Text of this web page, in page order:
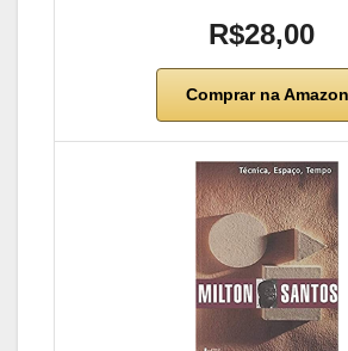
R$28,00
Comprar na Amazon